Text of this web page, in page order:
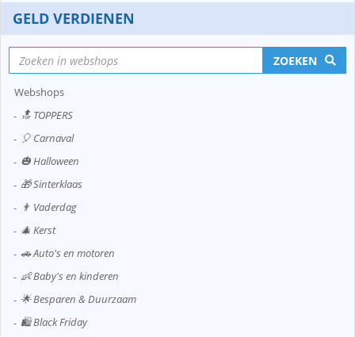
GELD VERDIENEN
ZOEKEN
Webshops
🔝 TOPPERS
🎈 Carnaval
🎃 Halloween
🎁 Sinterklaas
👨 Vaderdag
🎄 Kerst
🚗 Auto's en motoren
👶 Baby's en kinderen
🌟 Besparen & Duurzaam
🛍️ Black Friday